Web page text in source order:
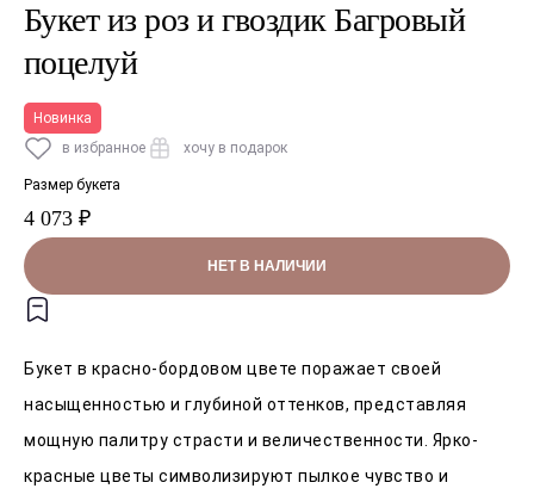
Букет из роз и гвоздик Багровый
поцелуй
Новинка
в избранное
хочу в подарок
Размер букета
4 073 ₽
НЕТ В НАЛИЧИИ
Букет в красно-бордовом цвете поражает своей
насыщенностью и глубиной оттенков, представляя
мощную палитру страсти и величественности. Ярко-
красные цветы символизируют пылкое чувство и